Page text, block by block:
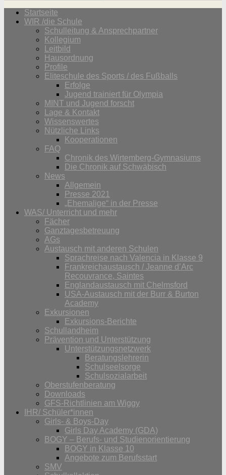
Startseite
WIR /die Schule
Schulleitung & Ansprechpartner
Kollegium
Leitbild
Hausordnung
Profile
Eliteschule des Sports / des Fußballs
Erfolge
Jugend trainiert für Olympia
MINT und Jugend forscht
Lage & Kontakt
Wissenswertes
Nützliche Links
Kooperationen
FAQ
Chronik des Wirtemberg-Gymnasiums
Die Chronik auf Schwäbisch
News
Allgemein
Presse 2021
„Ehemalige“ in der Presse
WAS/ Unterricht und mehr
Fächer
Ganztagesbetreuung
AGs
Austausch mit anderen Schulen
Sprachreise nach Valencia in Klasse 9
Frankreichaustausch / Jeanne d’Arc
Recouvrance, Saintes
Englandaustausch mit Chelmsford
USA-Austausch mit der Burr & Burton
Academy
Exkursionen
Exkursions-Berichte
Schullandheim
Prävention und Unterstützung
Unterstützungsnetzwerk
Beratungslehrerin
Schulseelsorge
Schulsozialarbeit
Oberstufenberatung
Downloads
GFS-Richtlinien am Wiggy
IHR/ Schüler*innen
Girls- & Boys-Day
Girls Day Academy (GDA)
BOGY – Berufs- und Studienorientierung
BOGY in Klasse 10
Angebote zum Berufsstart
SMV